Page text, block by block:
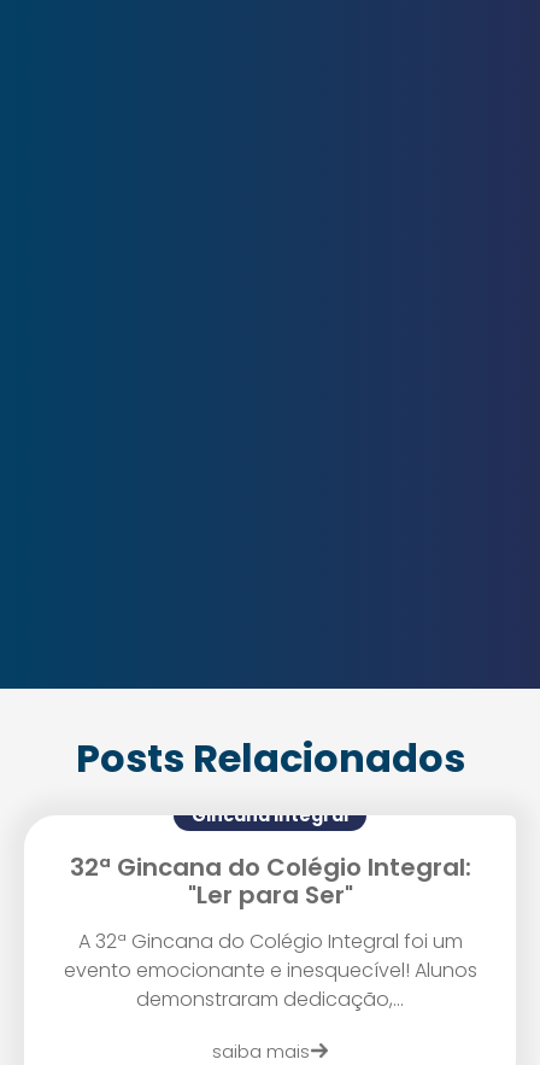
Posts Relacionados
Gincana Integral
32ª Gincana do Colégio Integral:
"Ler para Ser"
A 32ª Gincana do Colégio Integral foi um
evento emocionante e inesquecível! Alunos
demonstraram dedicação,...
saiba mais
Agende uma visita